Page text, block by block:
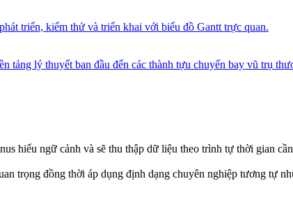
triển, kiểm thử và triển khai với biểu đồ Gantt trực quan.
lý thuyết ban đầu đến các thành tựu chuyến bay vũ trụ
hiểu ngữ cảnh và sẽ thu thập dữ liệu theo trình tự thời gian
trọng đồng thời áp dụng định dạng chuyên nghiệp tương tự